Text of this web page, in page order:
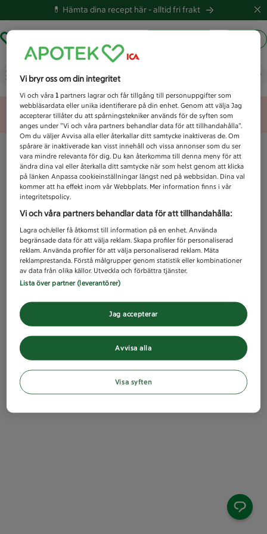
💊 Hämta dina recept här -alltid fri frakt
Vad letar du efter idag?
Unknown error
Vi bryr oss om din integritet
Vi och våra1 partners lagrar och får tillgång till personuppgifter som
webbläsardata eller unika identifierare på din enhet. Genom att välja Jag
accepterar tillåter du att spårningstekniker används för de syften som
anges under ”Vi och våra partners behandlar data för att tillhandahålla”.
Om du väljer Avvisa alla eller återkallar ditt samtycke inaktiveras de. Om
spårare är inaktiverade kan visst innehåll och vissa annonser som du ser
vara mindre relevanta för dig. Du kan återkomma till denna meny för att
ändra dina val eller återkalla ditt samtycke när som helst genom att klicka
på länken Anpassa cookieinställningar längst ned på webbsidan. Dina val
kommer att ha effekt inom vår Webbplats. Mer information finns i vår
integritetspolicy.
Vi och våra partners behandlar data för att tillhandahålla:
Lagra och/eller få åtkomst till information på en enhet. Använda
begränsade data för att välja reklam. Skapa profiler för personaliserad
reklam. Använda profiler för att välja personaliserad reklam. Mäta
reklamprestanda. Förstå målgrupper genom statistik eller kombinationer
av data från olika källor. Utveckla och förbättra tjänster.
Lista över partner (leverantörer)
Avvisa alla
Jag accepterar
Visa syften